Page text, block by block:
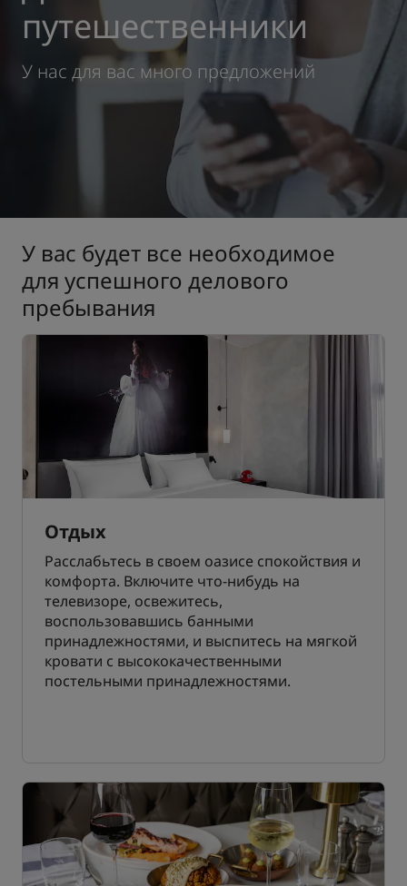
Park Plaza Park Inn by Radisson
Country Inn & Suites
Аффилированные бренды в Китае
J. Jin Jiang
Kunlun
Отели в центре города
Посетите наш блог
путешественники
У нас для вас много предложений
У вас будет все необходимое
для успешного делового
пребывания
Отдых
Расслабьтесь в своем оазисе спокойствия и
комфорта. Включите что-нибудь на
телевизоре, освежитесь,
воспользовавшись банными
принадлежностями, и выспитесь на мягкой
кровати с высококачественными
постельными принадлежностями.